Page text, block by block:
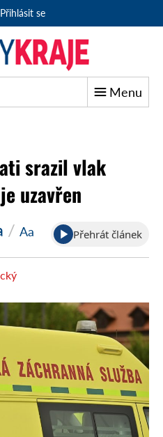
Přihlásit se
Menu
srazil vlak
uzavřen
/ Aa Přehrát článek